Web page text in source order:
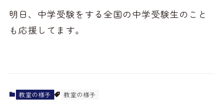
明日、中学受験をする全国の中学受験生のこと
も応援してます。
教室の様子 教室の様子